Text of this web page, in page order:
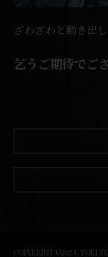
ざわざわと動き出
乞うご期待でご
COPYRIGHT ©2024, TOEI